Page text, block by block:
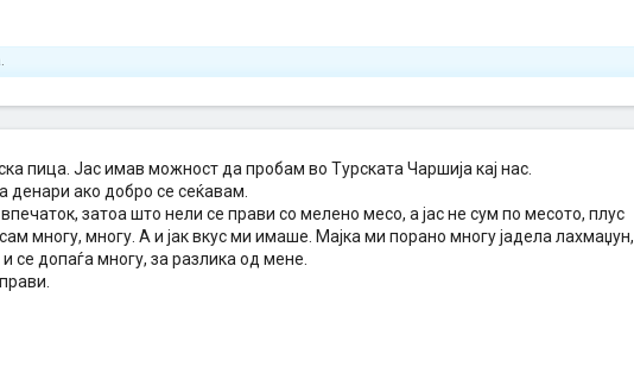
пица. Јас имав можност да пробам во Турската Чаршија кај нас.
денари ако добро се сеќавам.
затоа што нели се прави со мелено месо, а јас не сум по месото, плус
многу, многу. А и јак вкус ми имаше. Мајка ми порано многу јадела лахмаџун,
се допаѓа многу, за разлика од мене.